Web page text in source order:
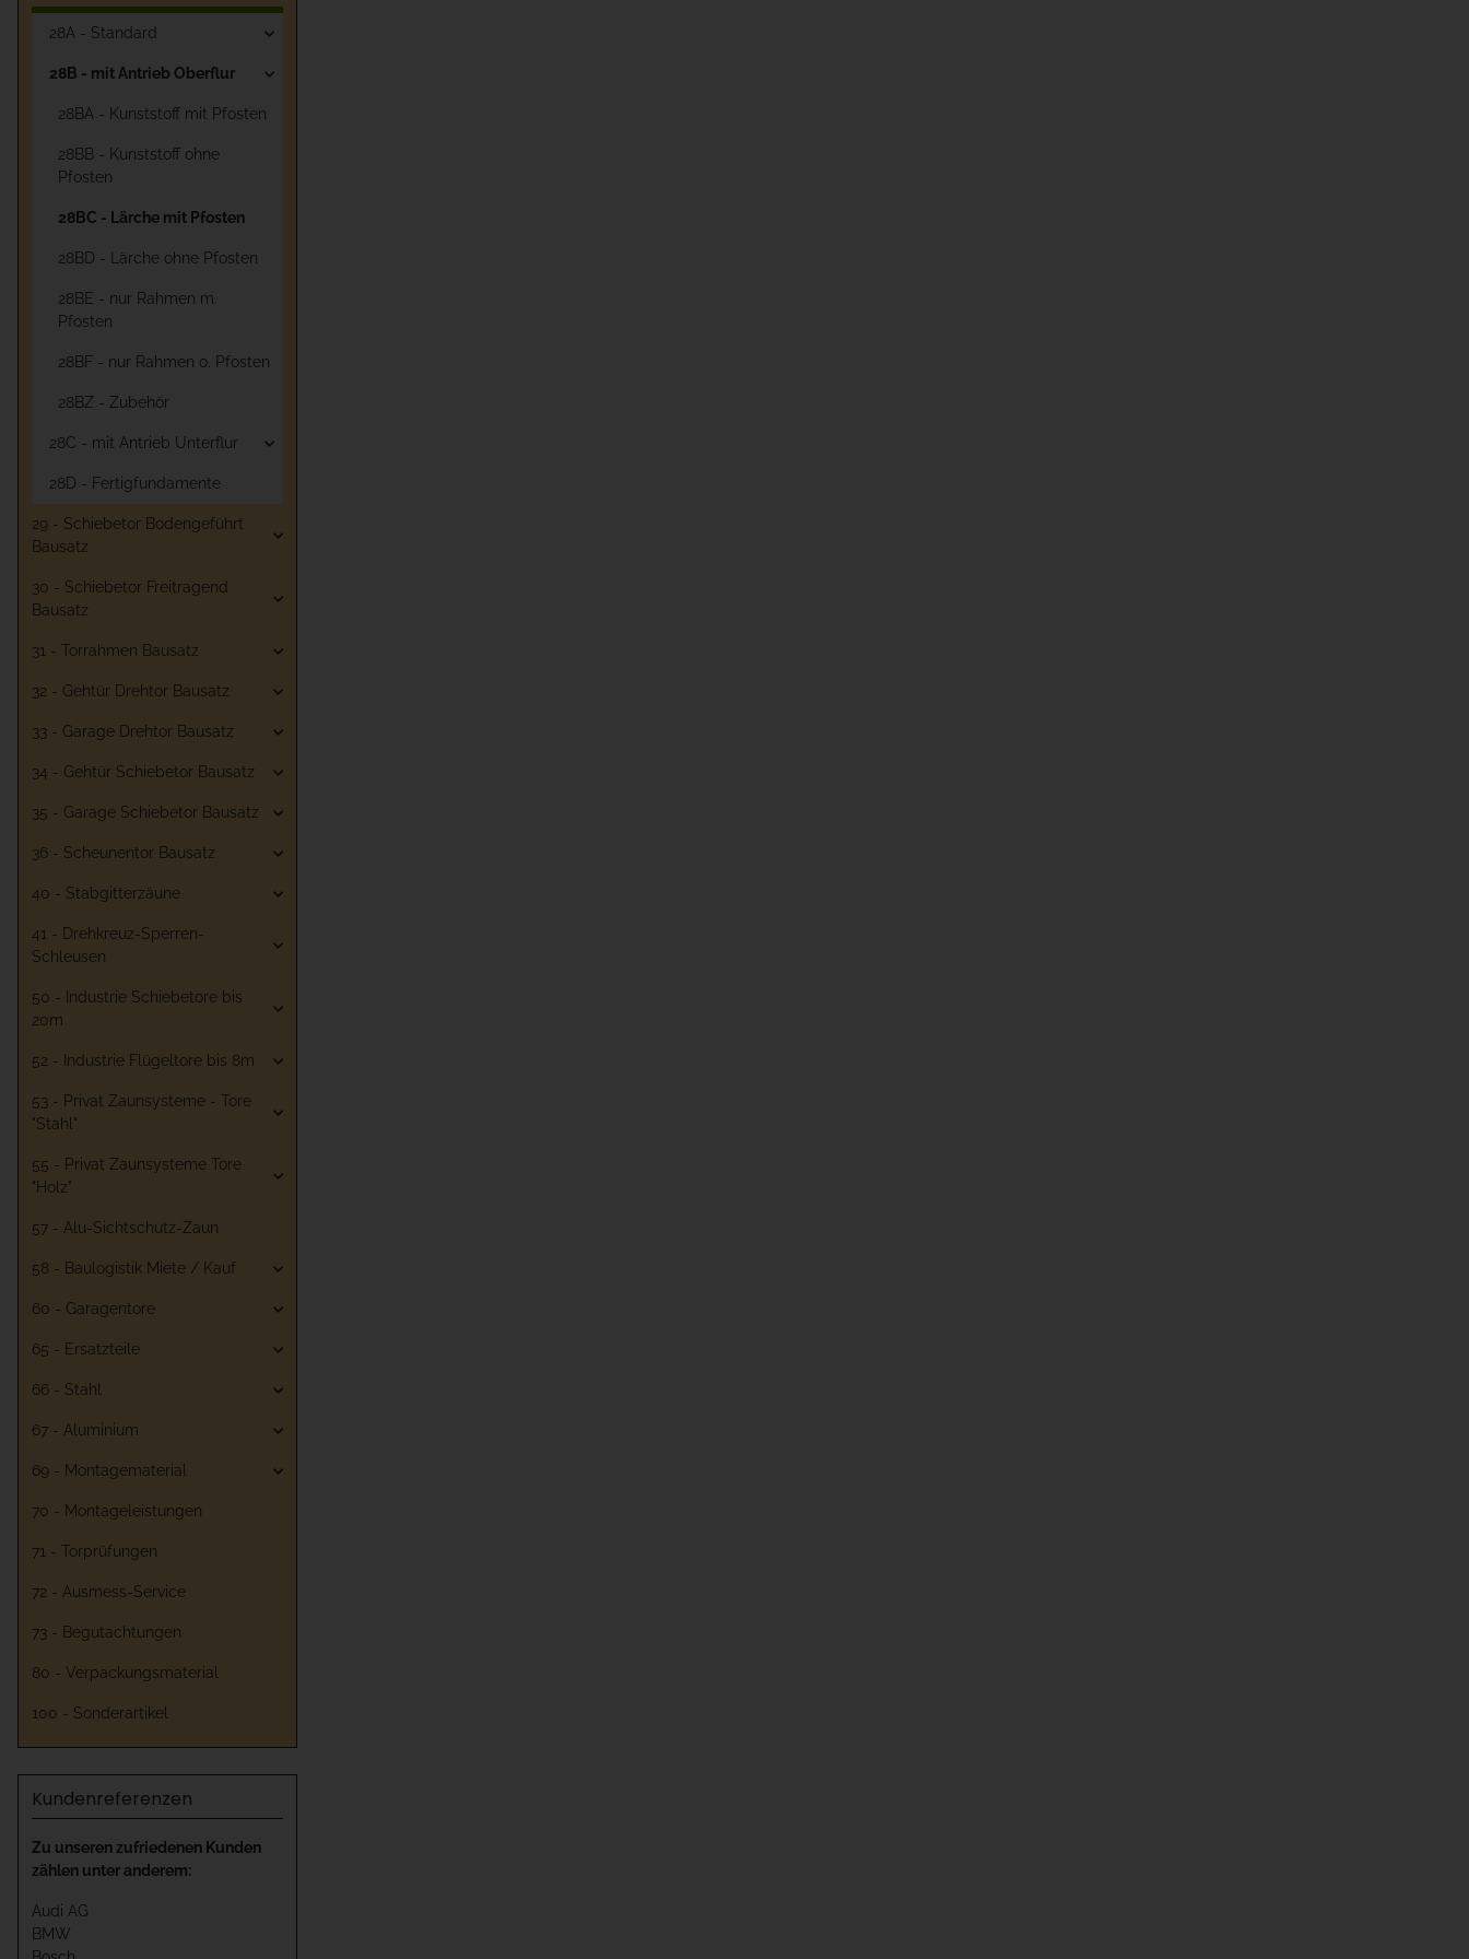
28A - Standard
28B - mit Antrieb Oberflur
28BA - Kunststoff mit Pfosten
28BB - Kunststoff ohne
Pfosten
28BC - Lärche mit Pfosten
28BD - Lärche ohne Pfosten
28BE - nur Rahmen m.
Pfosten
28BF - nur Rahmen o. Pfosten
28BZ - Zubehör
28C - mit Antrieb Unterflur
28D - Fertigfundamente
29 - Schiebetor Bodengeführt
Bausatz
30 - Schiebetor Freitragend
Bausatz
31 - Torrahmen Bausatz
32 - Gehtür Drehtor Bausatz
33 - Garage Drehtor Bausatz
34 - Gehtür Schiebetor Bausatz
35 - Garage Schiebetor Bausatz
36 - Scheunentor Bausatz
40 - Stabgitterzäune
41 - Drehkreuz-Sperren-
Schleusen
50 - Industrie Schiebetore bis
20m
52 - Industrie Flügeltore bis 8m
53 - Privat Zaunsysteme - Tore
"Stahl"
55 - Privat Zaunsysteme Tore
"Holz"
57 - Alu-Sichtschutz-Zaun
58 - Baulogistik Miete / Kauf
60 - Garagentore
65 - Ersatzteile
66 - Stahl
67 - Aluminium
69 - Montagematerial
70 - Montageleistungen
71 - Torprüfungen
72 - Ausmess-Service
73 - Begutachtungen
80 - Verpackungsmaterial
100 - Sonderartikel
Kundenreferenzen
Zu unseren zufriedenen Kunden
zählen unter anderem:
Audi AG
BMW